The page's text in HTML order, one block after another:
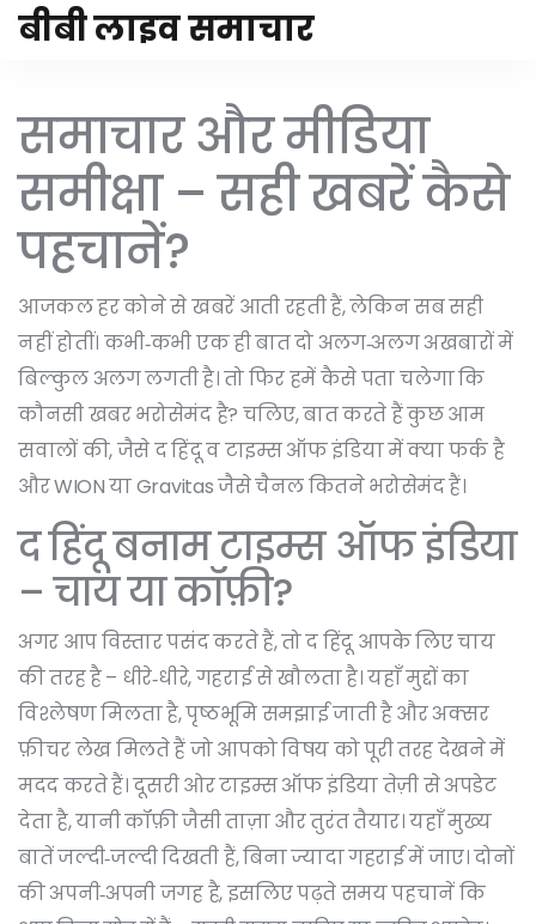
बीबी लाइव समाचार
समाचार और मीडिया
समीक्षा – सही खबरें कैसे
पहचानें?
आजकल हर कोने से खबरें आती रहती हैं, लेकिन सब सही
नहीं होतीं। कभी‑कभी एक ही बात दो अलग‑अलग अखबारों में
बिल्कुल अलग लगती है। तो फिर हमें कैसे पता चलेगा कि
कौनसी खबर भरोसेमंद है? चलिए, बात करते हैं कुछ आम
सवालों की, जैसे द हिंदू व टाइम्स ऑफ इंडिया में क्या फर्क है
और WION या Gravitas जैसे चैनल कितने भरोसेमंद हैं।
द हिंदू बनाम टाइम्स ऑफ इंडिया
– चाय या कॉफ़ी?
अगर आप विस्तार पसंद करते हैं, तो द हिंदू आपके लिए चाय
की तरह है – धीरे‑धीरे, गहराई से खौलता है। यहाँ मुद्दों का
विश्लेषण मिलता है, पृष्ठभूमि समझाई जाती है और अक्सर
फ़ीचर लेख मिलते हैं जो आपको विषय को पूरी तरह देखने में
मदद करते हैं। दूसरी ओर टाइम्स ऑफ इंडिया तेज़ी से अपडेट
देता है, यानी कॉफ़ी जैसी ताज़ा और तुरंत तैयार। यहाँ मुख्य
बातें जल्दी‑जल्दी दिखती हैं, बिना ज्यादा गहराई में जाए। दोनों
की अपनी‑अपनी जगह है, इसलिए पढ़ते समय पहचानें कि